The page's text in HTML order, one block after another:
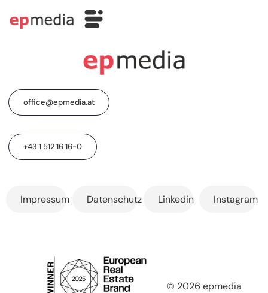
office@epmedia.at
+43 1 512 16 16-0
Impressum Datenschutz Linkedin Instagram
© 2026 epmedia